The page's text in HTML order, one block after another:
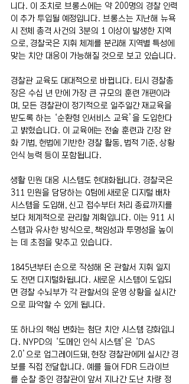
니다. 이 조치로 브롱스에는 약 200명의 경찰 인력
이 추가 투입될 예정입니다. 브롱스는 지난해 뉴욕
시 전체 총격 사건의 3분의 1 이상이 발생한 지역
으로, 경찰국은 지휘 체계를 분리해 지역별 특성에
맞는 치안 대응이 가능해질 것으로 보고 있습니다.
경찰관 교육도 대대적으로 바뀝니다. 티시 경찰총
장은 수십 년 만에 가장 큰 규모의 훈련 개편이라
며, 모든 경찰관이 정기적으로 일주일간 재교육을
받도록 하는 ‘순환형 인서비스 교육’을 도입한다
고 밝혔습니다. 이 교육에는 전술 훈련과 긴장 완
화 기법, 헌법에 기반한 경찰 활동, 법적 기준, 상황
인식 능력 등이 포함됩니다.
생활 민원 대응 시스템도 현대화됩니다. 경찰국은
311 민원을 담당하는 Q팀에 새로운 디지털 배차
시스템을 도입해, 신고 접수부터 처리 종료까지를
보다 체계적으로 관리할 계획입니다. 이는 911 시
스템과 유사한 방식으로, 책임성과 투명성을 높이
는 데 초점을 맞추고 있습니다.
1845년부터 손으로 작성해 온 관할서 지휘 일지
도 전면 디지털화됩니다. 새로운 시스템이 도입되
면 경찰 수뇌부가 각 관할서의 운영 상황을 실시간
으로 파악할 수 있게 됩니다.
또 하나의 핵심 변화는 첨단 치안 시스템 강화입니
다. NYPD의 ‘도메인 인식 시스템’은 ‘DAS
2.0’으로 업그레이드돼, 현장 경찰관에게 실시간 경
보를 직접 전달합니다. 예를 들어 FDR 드라이브
를 순찰 중인 경찰관이 앞서 지나간 도난 차량 정